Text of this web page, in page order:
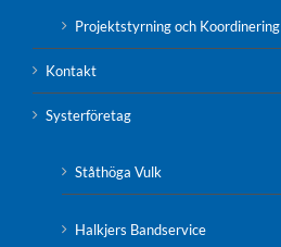
Projektstyrning och Koordinering
Kontakt
Systerföretag
Ståthöga Vulk
Halkjers Bandservice